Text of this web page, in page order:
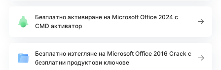
Безплатно активиране на Microsoft Office 2024 с
CMD активатор
Безплатно изтегляне на Microsoft Office 2016 Crack с
безплатни продуктови ключове